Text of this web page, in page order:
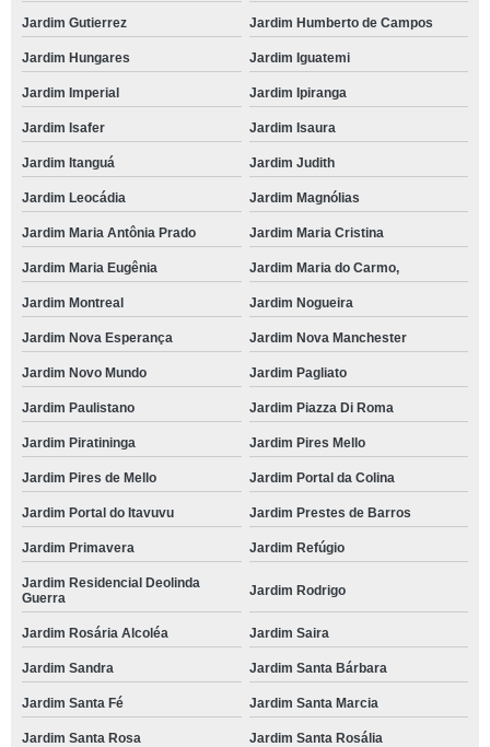
Jardim Gutierrez Jardim Humberto de Campos
Jardim Hungares Jardim Iguatemi
Jardim Imperial Jardim Ipiranga
Jardim Isafer Jardim Isaura
Jardim Itanguá Jardim Judith
Jardim Leocádia Jardim Magnólias
Jardim Maria Antônia Prado Jardim Maria Cristina
Jardim Maria Eugênia Jardim Maria do Carmo,
Jardim Montreal Jardim Nogueira
Jardim Nova Esperança Jardim Nova Manchester
Jardim Novo Mundo Jardim Pagliato
Jardim Paulistano Jardim Piazza Di Roma
Jardim Piratininga Jardim Pires Mello
Jardim Pires de Mello Jardim Portal da Colina
Jardim Portal do Itavuvu Jardim Prestes de Barros
Jardim Primavera Jardim Refúgio
Jardim Residencial Deolinda
Guerra
Jardim Rodrigo
Jardim Rosária Alcoléa Jardim Saira
Jardim Sandra Jardim Santa Bárbara
Jardim Santa Fé Jardim Santa Marcia
Jardim Santa Rosa Jardim Santa Rosália